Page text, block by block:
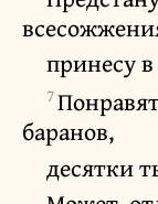
принесу
7
баранов,
десятки